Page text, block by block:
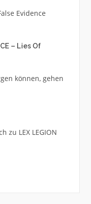
Evidence
– Lies Of
können, gehen
zu LEX LEGION